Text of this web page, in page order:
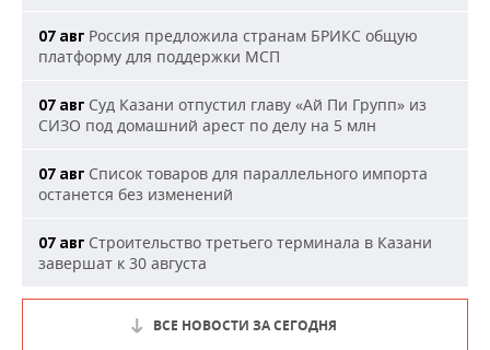
07 авг Россия предложила странам БРИКС общую
платформу для поддержки МСП
07 авг Суд Казани отпустил главу «Ай Пи Групп» из
СИЗО под домашний арест по делу на 5 млн
07 авг Список товаров для параллельного импорта
останется без изменений
07 авг Строительство третьего терминала в Казани
завершат к 30 августа
ВСЕ НОВОСТИ ЗА СЕГОДНЯ